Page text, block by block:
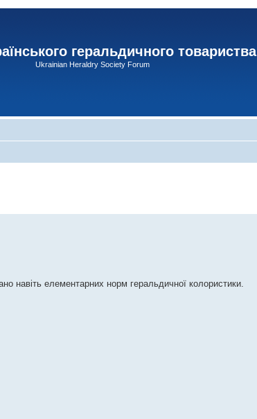
геральдичного товариства
Ukrainian Heraldry Society Forum
навіть елементарних норм геральдичної колористики.